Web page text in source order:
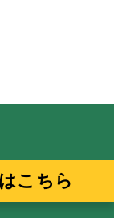
こちら